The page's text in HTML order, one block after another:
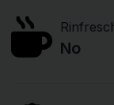
No